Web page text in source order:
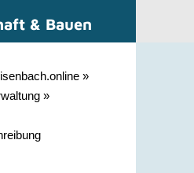
& Bauen
»
»